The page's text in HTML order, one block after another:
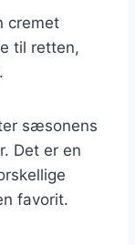
cremet
til retten,
sæsonens
Det er en
favorit.